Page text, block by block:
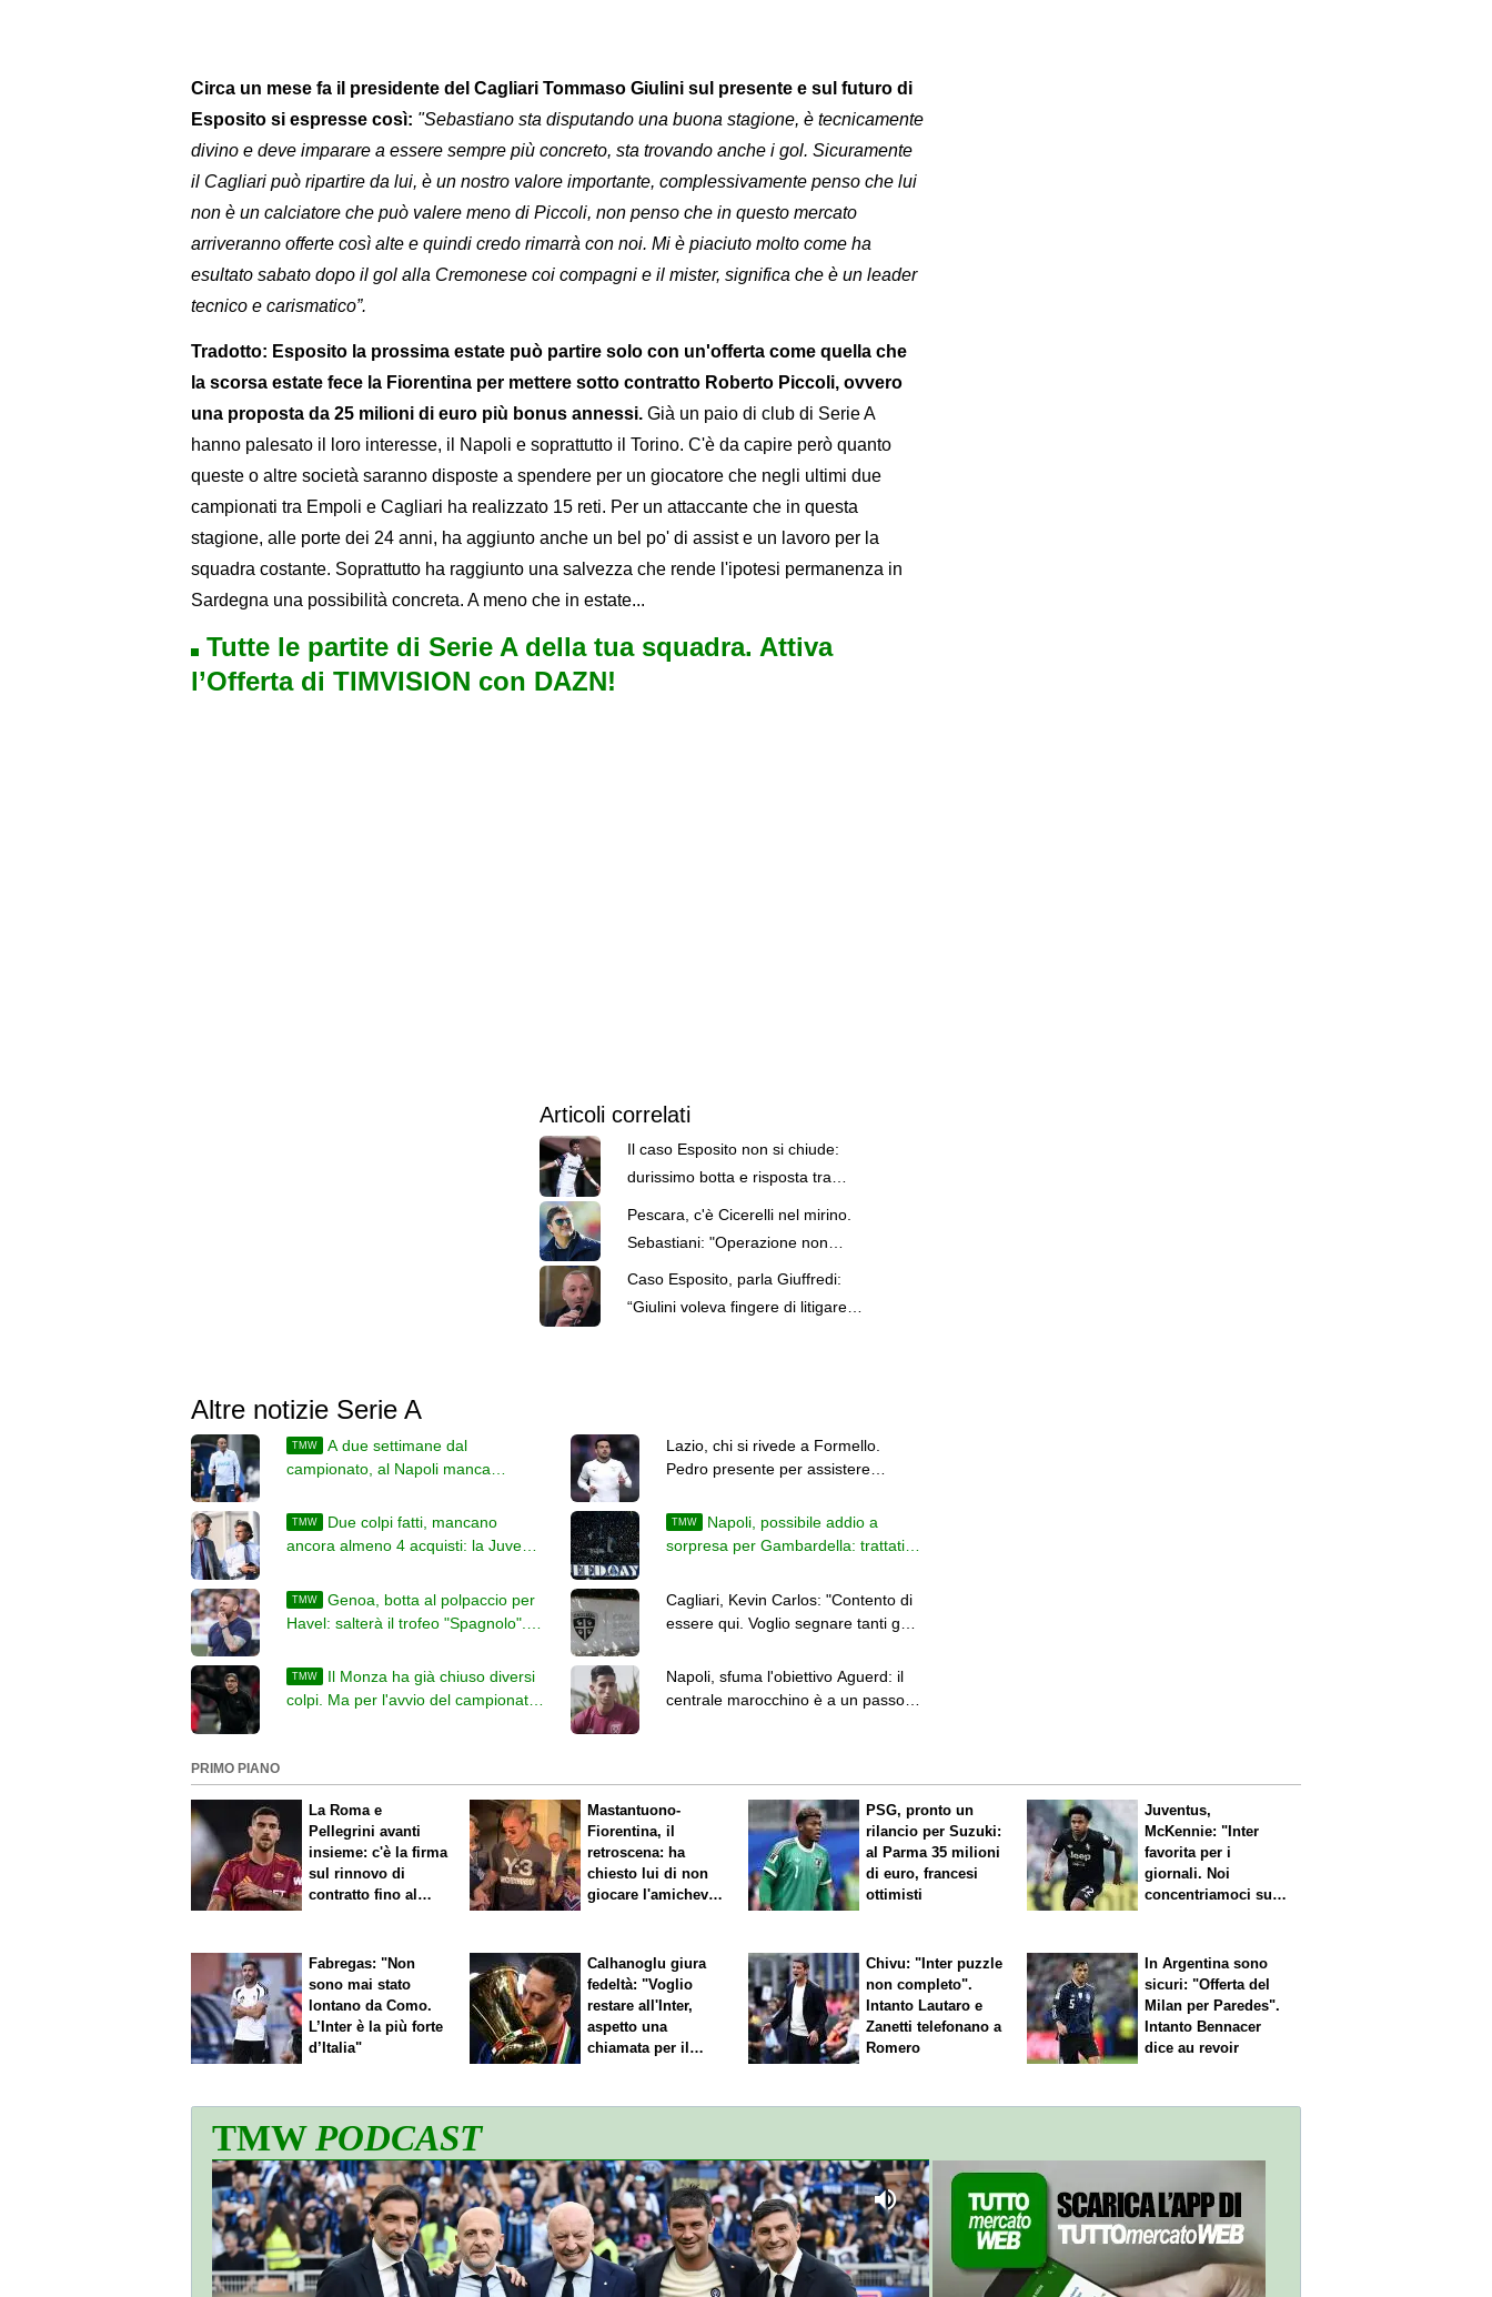
Circa un mese fa il presidente del Cagliari Tommaso Giulini sul presente e sul futuro di
Esposito si espresse così: "Sebastiano sta disputando una buona stagione, è tecnicamente
divino e deve imparare a essere sempre più concreto, sta trovando anche i gol. Sicuramente
il Cagliari può ripartire da lui, è un nostro valore importante, complessivamente penso che lui
non è un calciatore che può valere meno di Piccoli, non penso che in questo mercato
arriveranno offerte così alte e quindi credo rimarrà con noi. Mi è piaciuto molto come ha
esultato sabato dopo il gol alla Cremonese coi compagni e il mister, significa che è un leader
tecnico e carismatico”.
Tradotto: Esposito la prossima estate può partire solo con un'offerta come quella che
la scorsa estate fece la Fiorentina per mettere sotto contratto Roberto Piccoli, ovvero
una proposta da 25 milioni di euro più bonus annessi. Già un paio di club di Serie A
hanno palesato il loro interesse, il Napoli e soprattutto il Torino. C'è da capire però quanto
queste o altre società saranno disposte a spendere per un giocatore che negli ultimi due
campionati tra Empoli e Cagliari ha realizzato 15 reti. Per un attaccante che in questa
stagione, alle porte dei 24 anni, ha aggiunto anche un bel po' di assist e un lavoro per la
squadra costante. Soprattutto ha raggiunto una salvezza che rende l'ipotesi permanenza in
Sardegna una possibilità concreta. A meno che in estate...
Tutte le partite di Serie A della tua squadra. Attiva
l’Offerta di TIMVISION con DAZN!
Articoli correlati
Il caso Esposito non si chiude:
durissimo botta e risposta tra
Pescara, c'è Cicerelli nel mirino.
Sebastiani: "Operazione non
facile, ma se c'è la possibilità"
Caso Esposito, parla Giuffredi:
“Giulini voleva fingere di litigare
Altre notizie Serie A
TMW
A due settimane dal
campionato, al Napoli manca
legati alle uscite
Lazio, chi si rivede a Formello.
Pedro presente per assistere
TMW
Due colpi fatti, mancano
ancora almeno 4 acquisti: la Juve
TMW
Napoli, possibile addio a
sorpresa per Gambardella: trattativa
TMW
Genoa, botta al polpaccio per
Havel: salterà il trofeo "Spagnolo".
Cagliari, Kevin Carlos: "Contento di
essere qui. Voglio segnare tanti gol
TMW
Il Monza ha già chiuso diversi
colpi. Ma per l'avvio del campionato
Napoli, sfuma l'obiettivo Aguerd: il
centrale marocchino è a un passo
PRIMO PIANO
La Roma e
Pellegrini avanti
insieme: c'è la firma
sul rinnovo di
contratto fino al
Mastantuono-
Fiorentina, il
retroscena: ha
chiesto lui di non
giocare l'amichevole
PSG, pronto un
rilancio per Suzuki:
al Parma 35 milioni
di euro, francesi
ottimisti
Juventus,
McKennie: "Inter
favorita per i
giornali. Noi
concentriamoci sul
Fabregas: "Non
sono mai stato
lontano da Como.
L’Inter è la più forte
d’Italia"
Calhanoglu giura
fedeltà: "Voglio
restare all'Inter,
aspetto una
chiamata per il
Chivu: "Inter puzzle
non completo".
Intanto Lautaro e
Zanetti telefonano a
Romero
In Argentina sono
sicuri: "Offerta del
Milan per Paredes".
Intanto Bennacer
diceau revoir
TMWPODCAST